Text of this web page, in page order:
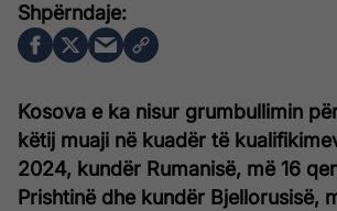
Kosova e ka nisur grumbullimin
këtij muaji në kuadër të
2024, kundër Rumanisë, më 16
Prishtinë dhe kundër Bjellorusisë,